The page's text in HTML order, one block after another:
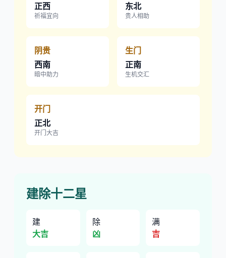
正西
祈福宜向
东北
贵人相助
阴贵
西南
暗中助力
生门
正南
生机交汇
开门
正北
开门大吉
建除十二星
建
大吉
除
凶
满
吉